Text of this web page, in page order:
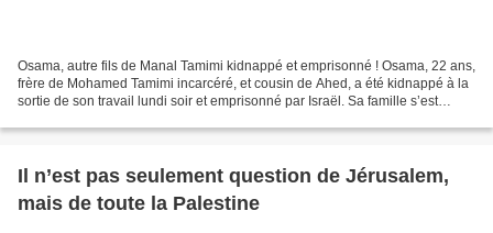
Osama, autre fils de Manal Tamimi kidnappé et emprisonné ! Osama, 22 ans,
frère de Mohamed Tamimi incarcéré, et cousin de Ahed, a été kidnappé à la
sortie de son travail lundi soir et emprisonné par Israël. Sa famille s’est
Il n’est pas seulement question de Jérusalem,
mais de toute la Palestine